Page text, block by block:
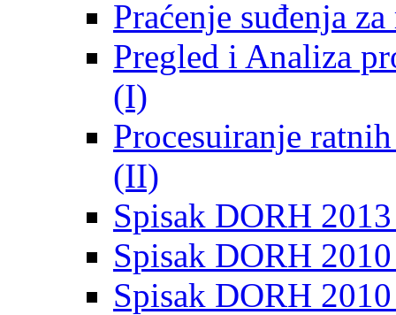
Praćenje suđenja
Pregled i Analiza
(I)
Procesuiranje
(II)
Spisak DORH
Spisak DORH
Spisak DORH